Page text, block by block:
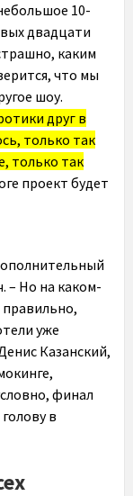
10-
двадцати
каким
что мы
шоу.
друг в
только так
только так
проект будет
– Но на каком-
уже
Казанский,
финал
в